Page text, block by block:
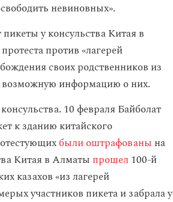
невиновных».
у консульства Китая в
против «лагерей
своих родственников из
возможную информацию о них.
10 февраля Байболат
к зданию китайского
были оштрафованы на
Китая в Алматы прошел 100-й
казахов «из лагерей
участников пикета и забрала у